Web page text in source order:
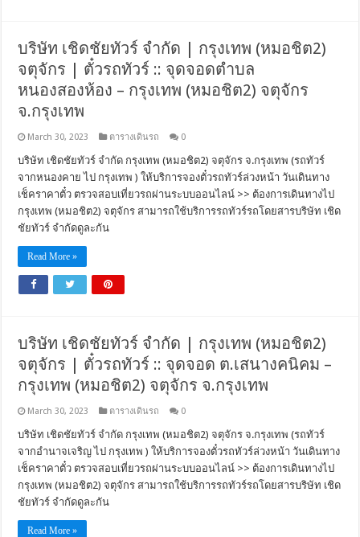
บริษัท เชิดชัยทัวร์ จำกัด | กรุงเทพ (หมอชิต2)
จตุจักร | ตั๋วรถทัวร์ :: จุดจอดตำบล
หนองสองห้อง – กรุงเทพ (หมอชิต2) จตุจักร
จ.กรุงเทพ
March 30, 2023 ตารางเดินรถ 0
บริษัท เชิดชัยทัวร์ จำกัด กรุงเทพ (หมอชิต2) จตุจักร จ.กรุงเทพ (รถทัวร์
จากหนองคาย ไป กรุงเทพ ) ให้บริการจองตั๋วรถทัวร์ล่วงหน้า วันเดินทาง
เช็คราคาตั๋ว ตรวจสอบเที่ยวรถผ่านระบบออนไลน์ >> ต้องการเดินทางไป
กรุงเทพ (หมอชิต2) จตุจักร สามารถใช้บริการรถทัวร์รถโดยสารบริษัท เชิด
ชัยทัวร์ จำกัดดูละกัน
Read More »
บริษัท เชิดชัยทัวร์ จำกัด | กรุงเทพ (หมอชิต2)
จตุจักร | ตั๋วรถทัวร์ :: จุดจอด ต.เสนางคนิคม –
กรุงเทพ (หมอชิต2) จตุจักร จ.กรุงเทพ
March 30, 2023 ตารางเดินรถ 0
บริษัท เชิดชัยทัวร์ จำกัด กรุงเทพ (หมอชิต2) จตุจักร จ.กรุงเทพ (รถทัวร์
จากอำนาจเจริญ ไป กรุงเทพ ) ให้บริการจองตั๋วรถทัวร์ล่วงหน้า วันเดินทาง
เช็คราคาตั๋ว ตรวจสอบเที่ยวรถผ่านระบบออนไลน์ >> ต้องการเดินทางไป
กรุงเทพ (หมอชิต2) จตุจักร สามารถใช้บริการรถทัวร์รถโดยสารบริษัท เชิด
ชัยทัวร์ จำกัดดูละกัน
Read More »